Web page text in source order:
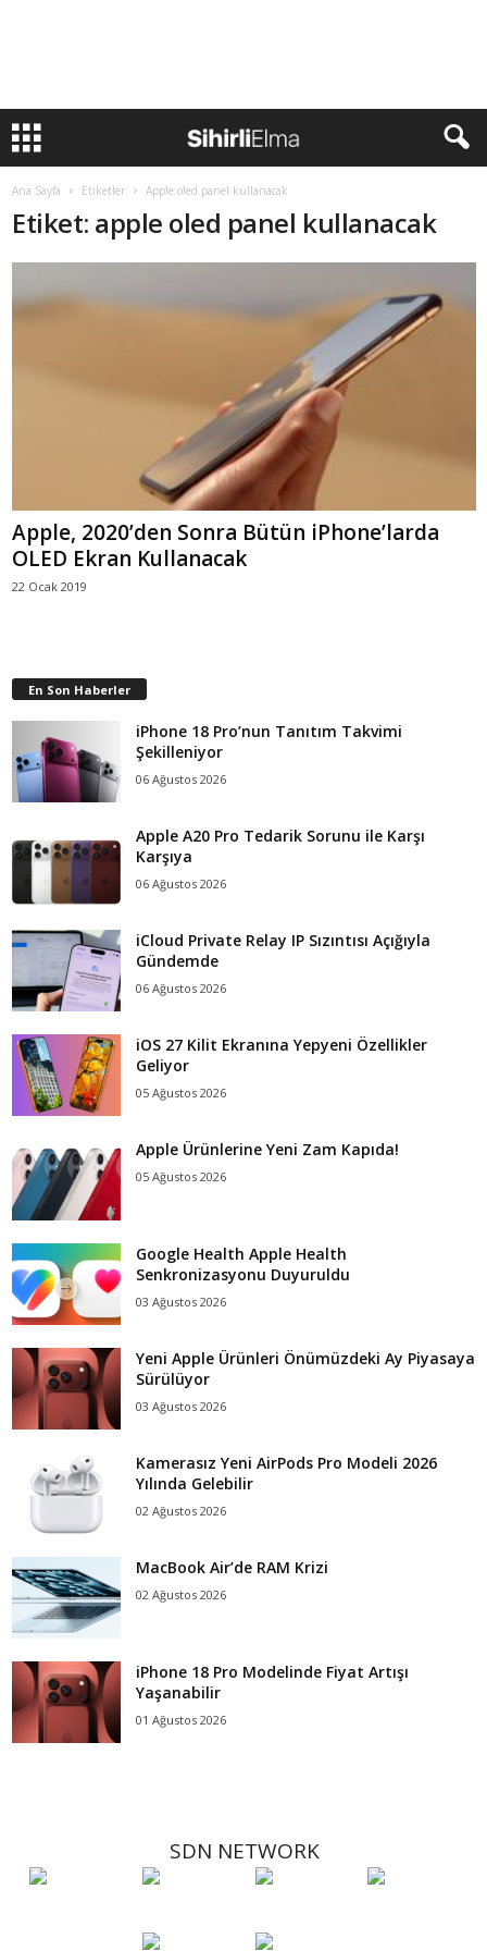
Ana Sayfa Etiketler Apple oled panel kullanacak
Etiket: apple oled panel kullanacak
Apple, 2020’den Sonra Bütün iPhone’larda
OLED Ekran Kullanacak
22 Ocak 2019
En Son Haberler
iPhone 18 Pro’nun Tanıtım Takvimi
Şekilleniyor
06 Ağustos 2026
Apple A20 Pro Tedarik Sorunu ile Karşı
Karşıya
06 Ağustos 2026
iCloud Private Relay IP Sızıntısı Açığıyla
Gündemde
06 Ağustos 2026
iOS 27 Kilit Ekranına Yepyeni Özellikler
Geliyor
05 Ağustos 2026
Apple Ürünlerine Yeni Zam Kapıda!
05 Ağustos 2026
Google Health Apple Health
Senkronizasyonu Duyuruldu
03 Ağustos 2026
Yeni Apple Ürünleri Önümüzdeki Ay Piyasaya
Sürülüyor
03 Ağustos 2026
Kamerasız Yeni AirPods Pro Modeli 2026
Yılında Gelebilir
02 Ağustos 2026
MacBook Air’de RAM Krizi
02 Ağustos 2026
iPhone 18 Pro Modelinde Fiyat Artışı
Yaşanabilir
01 Ağustos 2026
SDN NETWORK